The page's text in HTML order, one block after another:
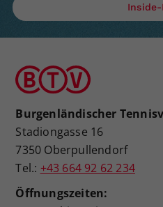
Burgenländischer
Stadiongasse 16
7350 Oberpullendorf
Tel.: +43 664 92 62 234
Öffnungszeiten: